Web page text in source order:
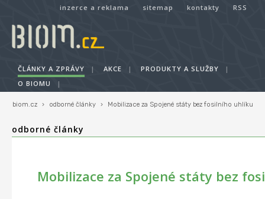
inzerce a reklama sitemap kontakty RSS
ČLÁNKY A ZPRÁVY | AKCE | PRODUKTY A SLUŽBY
|
O BIOMU
|
biom.cz › odborné články › Mobilizace za Spojené státy bez fosilního uhlíku
odborné články
Mobilizace za Spojené státy bez